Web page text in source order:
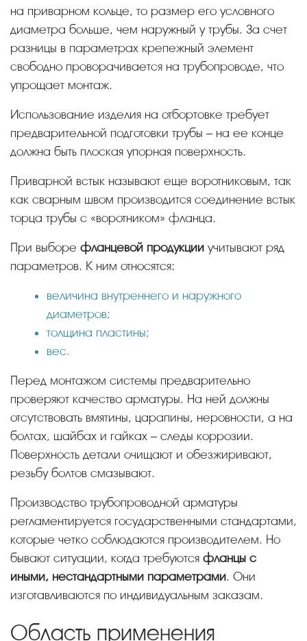
на приварном кольце, то размер его условного
диаметра больше, чем наружный у трубы. За счет
разницы в параметрах крепежный элемент
свободно проворачивается на трубопроводе, что
упрощает монтаж.
Использование изделия на отбортовке требует
предварительной подготовки трубы – на ее конце
должна быть плоская упорная поверхность.
Приварной встык называют еще воротниковым, так
как сварным швом производится соединение встык
торца трубы с «воротником» фланца.
При выборе фланцевой продукции учитывают ряд
параметров. К ним относятся:
величина внутреннего и наружного
диаметров;
толщина пластины;
вес.
Перед монтажом системы предварительно
проверяют качество арматуры. На ней должны
отсутствовать вмятины, царапины, неровности, а на
болтах, шайбах и гайках – следы коррозии.
Поверхность детали очищают и обезжиривают,
резьбу болтов смазывают.
Производство трубопроводной арматуры
регламентируется государственными стандартами,
которые четко соблюдаются производителем. Но
бывают ситуации, когда требуются фланцы с
иными, нестандартными параметрами. Они
изготавливаются по индивидуальным заказам.
Область применения